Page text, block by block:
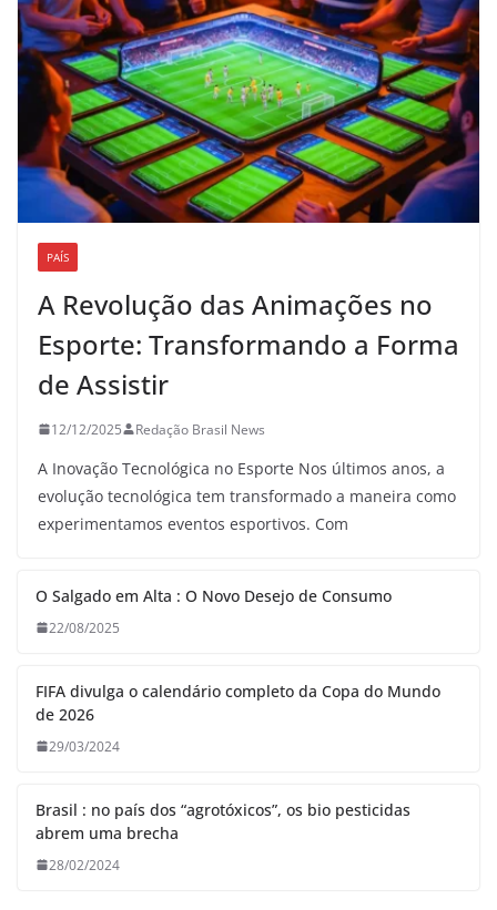
PAÍS
A Revolução das Animações no
Esporte: Transformando a Forma
de Assistir
12/12/2025 Redação Brasil News
A Inovação Tecnológica no Esporte Nos últimos anos, a
evolução tecnológica tem transformado a maneira como
experimentamos eventos esportivos. Com
O Salgado em Alta : O Novo Desejo de Consumo
22/08/2025
FIFA divulga o calendário completo da Copa do Mundo
de 2026
29/03/2024
Brasil : no país dos “agrotóxicos”, os bio pesticidas
abrem uma brecha
28/02/2024